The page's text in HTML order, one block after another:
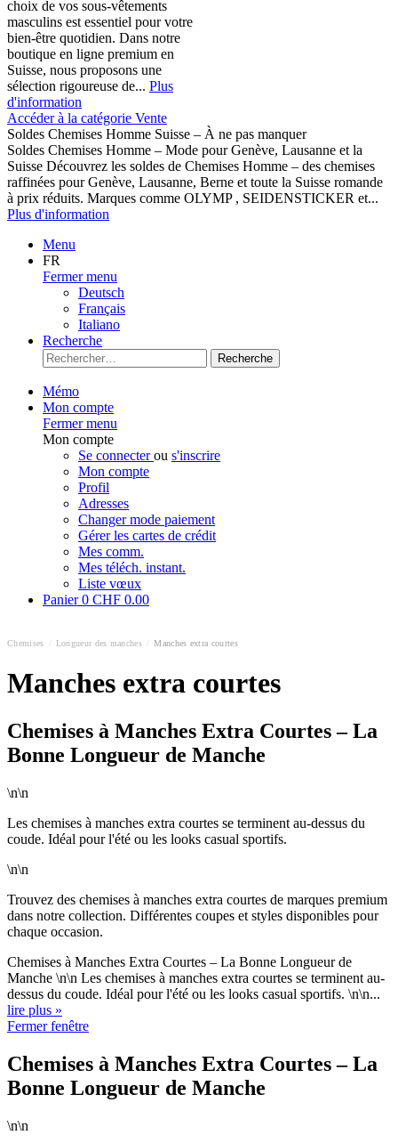
choix de vos sous-vêtements
masculins est essentiel pour votre
bien-être quotidien. Dans notre
boutique en ligne premium en
Suisse, nous proposons une
sélection rigoureuse de... Plus
d'information
Accéder à la catégorie Vente
Soldes Chemises Homme Suisse – À ne pas manquer
Soldes Chemises Homme – Mode pour Genève, Lausanne et la
Suisse Découvrez les soldes de Chemises Homme – des chemises
raffinées pour Genève, Lausanne, Berne et toute la Suisse romande
à prix réduits. Marques comme OLYMP , SEIDENSTICKER et...
Plus d'information
Menu
FR
Fermer menu
Deutsch
Français
Italiano
Recherche
Recherche
Mémo
Mon compte
Fermer menu
Mon compte
Se connecterou s'inscrire
Mon compte
Profil
Adresses
Changer mode paiement
Gérer les cartes de crédit
Mes comm.
Mes téléch. instant.
Liste vœux
Panier0 CHF 0.00
Chemises Longueur des manches Manches extra courtes
Manches extra courtes
Chemises à Manches Extra Courtes – La
Bonne Longueur de Manche
\n\n
Les chemises à manches extra courtes se terminent au-dessus du
coude. Idéal pour l'été ou les looks casual sportifs.
\n\n
Trouvez des chemises à manches extra courtes de marques premium
dans notre collection. Différentes coupes et styles disponibles pour
chaque occasion.
Chemises à Manches Extra Courtes – La Bonne Longueur de
Manche \n\n Les chemises à manches extra courtes se terminent au-
dessus du coude. Idéal pour l'été ou les looks casual sportifs. \n\n...
lire plus »
Fermer fenêtre
Chemises à Manches Extra Courtes – La
Bonne Longueur de Manche
\n\n